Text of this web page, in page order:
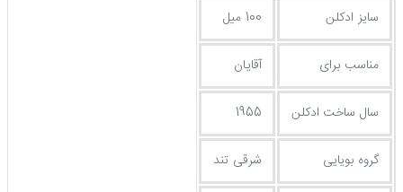
سایز ادکلن 100 میل
مناسب برای آقایان
سال ساخت ادکلن 1955
گروه بویایی شرقی تند